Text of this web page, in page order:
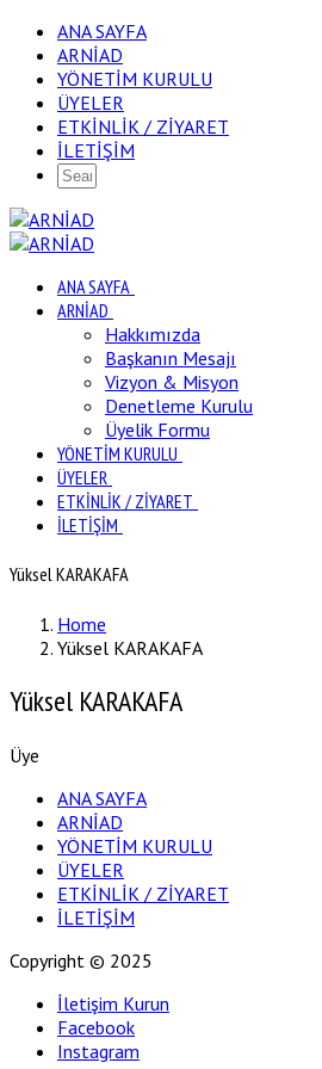
ANA SAYFA
ARNİAD
YÖNETİM KURULU
ÜYELER
ETKİNLİK / ZİYARET
İLETİŞİM
ANA SAYFA
ARNİAD
Hakkımızda
Başkanın Mesajı
Vizyon & Misyon
Denetleme Kurulu
Üyelik Formu
YÖNETİM KURULU
ÜYELER
ETKİNLİK / ZİYARET
İLETİŞİM
Yüksel KARAKAFA
Home
Yüksel KARAKAFA
Yüksel KARAKAFA
Üye
ANA SAYFA
ARNİAD
YÖNETİM KURULU
ÜYELER
ETKİNLİK / ZİYARET
İLETİŞİM
Copyright © 2025
İletişim Kurun
Facebook
Instagram